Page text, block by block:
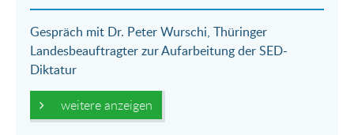
Gespräch mit Dr. Peter Wurschi, Thüringer
Landesbeauftragter zur Aufarbeitung der SED-
Diktatur
weitere anzeigen